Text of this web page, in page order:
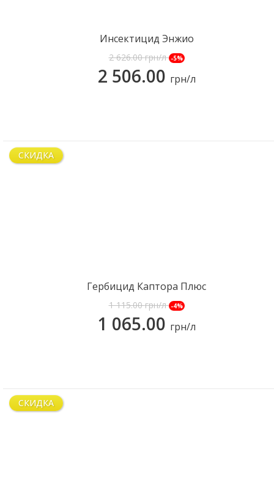
Инсектицид Энжио
2 626.00грн/л -5%
2 506.00 грн/л
КУПИТЬ
СКИДКА
Гербицид Каптора Плюс
1 115.00грн/л -4%
1 065.00 грн/л
СКИДКА